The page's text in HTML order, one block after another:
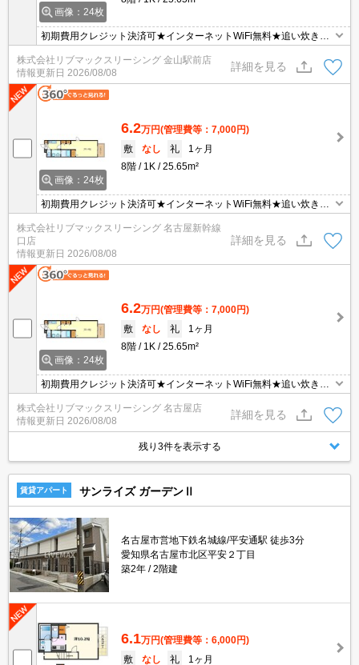
画像：24枚
初期費用クレジット決済可★インターネットWiFi無料★追い炊き機
って便利な立地です！
株式会社リブマックスリーシング 金山駅前店
情報更新日 2026/08/08
詳細を見る
画像：24枚
6.2万円(管理費等：7,000円)
敷
なし 礼
1ヶ月
8階
1K 25.65m²
初期費用クレジット決済可★インターネットWiFi無料★追い炊き機
能など設備充実の１K♪スーパーやショッピング施設が徒歩圏内にあ
って便利な立地です！
株式会社リブマックスリーシング 名古屋新幹線
口店
情報更新日 2026/08/08
詳細を見る
画像：24枚
6.2万円(管理費等：7,000円)
敷
なし 礼
1ヶ月
8階
1K 25.65m²
初期費用クレジット決済可★インターネットWiFi無料★追い炊き機
能など設備充実の１K♪スーパーやショッピング施設が徒歩圏内にあ
って便利な立地です！
株式会社リブマックスリーシング 名古屋店
情報更新日 2026/08/08
詳細を見る
残り3件を表示する
賃貸アパート サンライズ ガーデンⅡ
名古屋市営地下鉄名城線/平安通駅 徒歩3分
愛知県名古屋市北区平安２丁目
築2年
2階建
6.1万円(管理費等：6,000円)
敷
なし 礼
1ヶ月